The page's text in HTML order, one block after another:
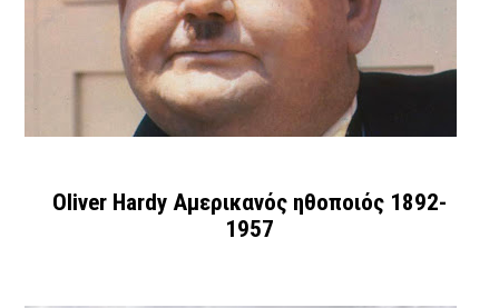
Oliver Hardy Αμερικανός ηθοποιός 1892-
1957